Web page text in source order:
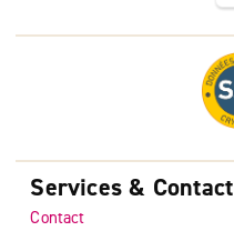
Services & Contact
Contact